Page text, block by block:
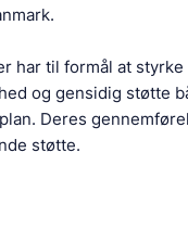
har til formål at
og gensidig støtte
Deres
støtte.